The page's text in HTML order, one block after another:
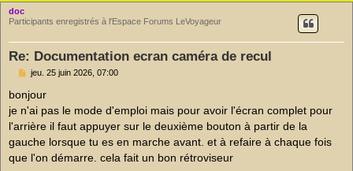
doc
Participants enregistrés à l'Espace Forums LeVoyageur
Re: Documentation ecran caméra de recul
M
s
s
a
g
e
n
o
n
jeu. 25 juin 2026, 07:00
bonjour
je n'ai pas le mode d'emploi mais pour avoir l'écran complet pour
l'arrière il faut appuyer sur le deuxième bouton à partir de la
gauche lorsque tu es en marche avant. et à refaire à chaque fois
que l'on démarre. cela fait un bon rétroviseur